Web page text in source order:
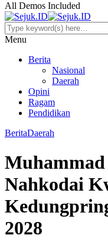
All Demos Included
Menu
Berita
Nasional
Daerah
Opini
Ragam
Pendidikan
BeritaDaerah
Nahkodai
2028